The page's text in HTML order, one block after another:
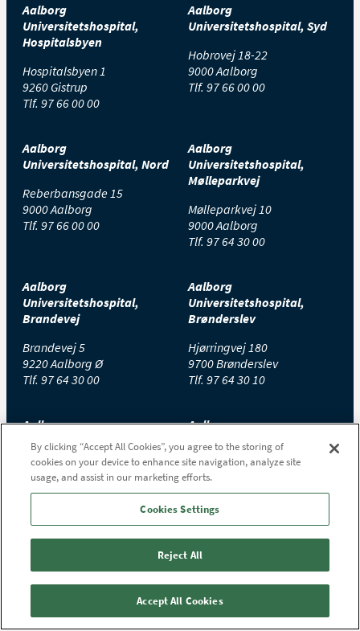
Aalborg
Universitetshospital,
Hospitalsbyen
Hospitalsbyen 1
9260 Gistrup
Tlf. 97 66 00 00
Aalborg
Universitetshospital, Syd
Hobrovej 18-22
9000 Aalborg
Tlf. 97 66 00 00
Aalborg
Universitetshospital, Nord
Reberbansgade 15
9000 Aalborg
Tlf. 97 66 00 00
Aalborg
Universitetshospital,
Mølleparkvej
Mølleparkvej 10
9000 Aalborg
Tlf. 97 64 30 00
Aalborg
Universitetshospital,
Brandevej
Brandevej 5
9220 Aalborg Ø
Tlf. 97 64 30 00
Aalborg
Universitetshospital,
Brønderslev
Hjørringvej 180
9700 Brønderslev
Tlf. 97 64 30 10
Aalborg
Universitetshospital,
Farsø
Højgårdsvej 11
Aalborg
Universitetshospital,
Hobro
Stolbjergvej 8
Tlf.97 65 20 00
By clicking “Accept All Cookies”, you agree to the storing of
cookies on your device to enhance site navigation, analyze site
usage, and assist in our marketing efforts.
Cookies Settings
Reject All
Accept All Cookies